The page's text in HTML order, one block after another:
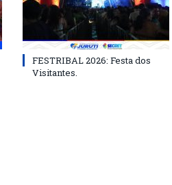
FESTRIBAL 2026: Festa dos
Visitantes.